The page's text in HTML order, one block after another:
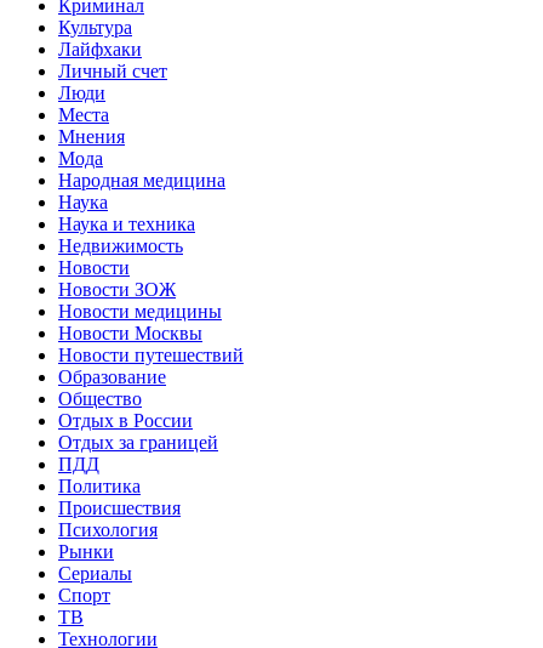
Криминал
Культура
Лайфхаки
Личный счет
Люди
Места
Мнения
Мода
Народная медицина
Наука
Наука и техника
Недвижимость
Новости
Новости ЗОЖ
Новости медицины
Новости Москвы
Новости путешествий
Образование
Общество
Отдых в России
Отдых за границей
ПДД
Политика
Происшествия
Психология
Рынки
Сериалы
Спорт
ТВ
Технологии